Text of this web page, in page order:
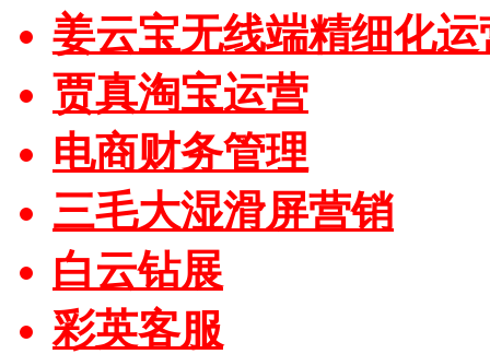
姜云宝无线端精细化运
贾真淘宝运营
电商财务管理
三毛大湿滑屏营销
白云钻展
彩英客服